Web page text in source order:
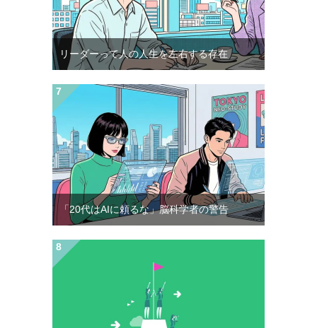
リーダーって人の人生を左右する存在
「20代はAIに頼るな」脳科学者の警告